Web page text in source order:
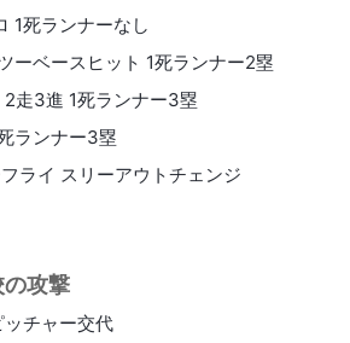
1死ランナーなし
ーベースヒット 1死ランナー2塁
走3進 1死ランナー3塁
ランナー3塁
ライ スリーアウトチェンジ
攻撃
チャー交代